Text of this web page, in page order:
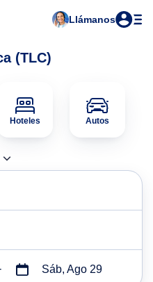
Llámanos
(TLC)
Hoteles Autos
Sáb, Ago 29